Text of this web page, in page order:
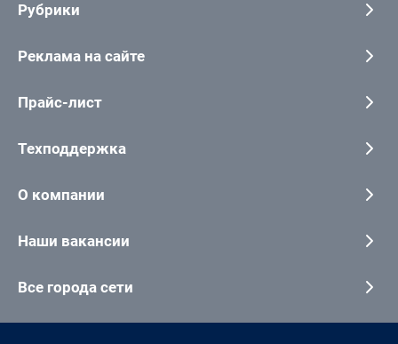
Рубрики
Реклама на сайте
Прайс-лист
Техподдержка
О компании
Наши вакансии
Все города сети